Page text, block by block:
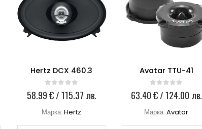
Hertz DCX 460.3
0 out of 5
58.99€/ 115.37 лв.
Марка:Hertz
Avatar TTU-41
0 out of 5
63.40€/ 124.00 лв.
Марка:Avatar